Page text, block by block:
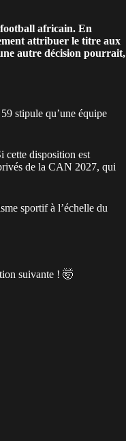
africain. En
attribuer le titre aux
autre décision pourrait,
stipule qu’une équipe
cette disposition est
de la CAN 2027, qui
sportif à l’échelle du
suivante ! 🤯